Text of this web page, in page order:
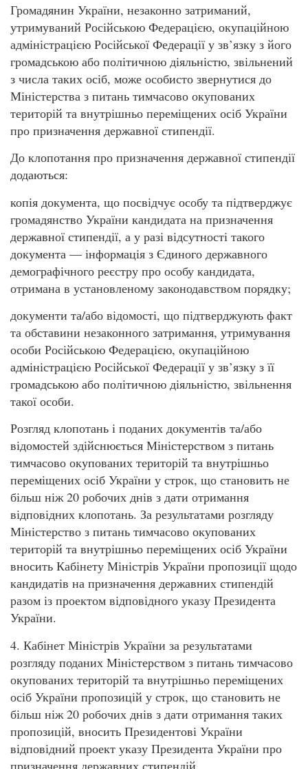
Громадянин України, незаконно затриманий,
утримуваний Російською Федерацією, окупаційною
адміністрацією Російської Федерації у зв’язку з його
громадською або політичною діяльністю, звільнений
з числа таких осіб, може особисто звернутися до
Міністерства з питань тимчасово окупованих
територій та внутрішньо переміщених осіб України
про призначення державної стипендії.
До клопотання про призначення державної стипендії
додаються:
копія документа, що посвідчує особу та підтверджує
громадянство України кандидата на призначення
державної стипендії, а у разі відсутності такого
документа — інформація з Єдиного державного
демографічного реєстру про особу кандидата,
отримана в установленому законодавством порядку;
документи та/або відомості, що підтверджують факт
та обставини незаконного затримання, утримування
особи Російською Федерацією, окупаційною
адміністрацією Російської Федерації у зв’язку з її
громадською або політичною діяльністю, звільнення
такої особи.
Розгляд клопотань і поданих документів та/або
відомостей здійснюється Міністерством з питань
тимчасово окупованих територій та внутрішньо
переміщених осіб України у строк, що становить не
більш ніж 20 робочих днів з дати отримання
відповідних клопотань. За результатами розгляду
Міністерство з питань тимчасово окупованих
територій та внутрішньо переміщених осіб України
вносить Кабінету Міністрів України пропозиції щодо
кандидатів на призначення державних стипендій
разом із проектом відповідного указу Президента
України.
4. Кабінет Міністрів України за результатами
розгляду поданих Міністерством з питань тимчасово
окупованих територій та внутрішньо переміщених
осіб України пропозицій у строк, що становить не
більш ніж 20 робочих днів з дати отримання таких
пропозицій, вносить Президентові України
відповідний проект указу Президента України про
призначення державних стипендій.